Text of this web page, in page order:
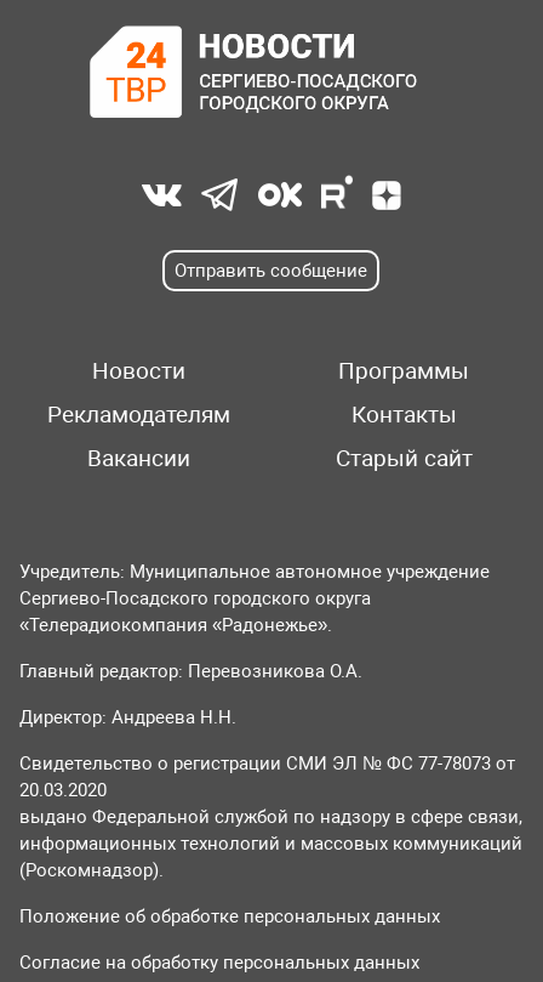
Отправить сообщение
Новости
Программы
Рекламодателям
Контакты
Вакансии
Старый сайт
Учредитель: Муниципальное автономное учреждение
Сергиево-Посадского городского округа
«Телерадиокомпания «Радонежье».
Главный редактор: Перевозникова О.А.
Директор: Андреева Н.Н.
Свидетельство о регистрации СМИ ЭЛ № ФС 77-78073 от
20.03.2020
выдано Федеральной службой по надзору в сфере связи,
информационных технологий и массовых коммуникаций
(Роскомнадзор).
Положение об обработке персональных данных
Согласие на обработку персональных данных